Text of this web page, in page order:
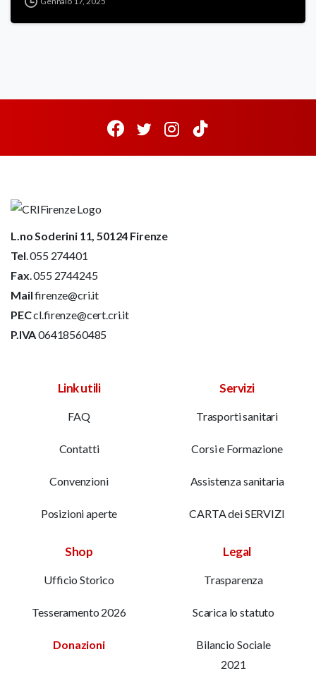
L.no Soderini 11, 50124 Firenze
Tel. 055 274401
Fax. 055 2744245
Mailfirenze@cri.it
PECcl.firenze@cert.cri.it
P.IVA06418560485
Link utili
FAQ
Contatti
Convenzioni
Posizioni aperte
Servizi
Trasporti sanitari
Corsi e Formazione
Assistenza sanitaria
CARTA dei SERVIZI
Shop
Ufficio Storico
Tesseramento 2026
Donazioni
Legal
Trasparenza
Scarica lo statuto
Bilancio Sociale
2021